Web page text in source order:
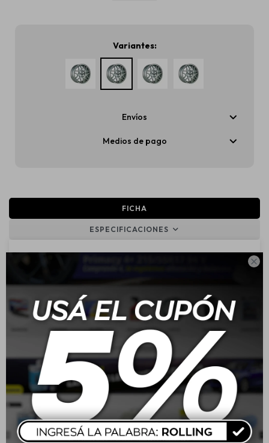

Variantes:
Envíos
Medios de pago
FICHA
ESPECIFICACIONES
Descripción y utilidad:
Pack de 4 llantas. Fabricadas en aleación de aluminio,
combinan resistencia, diseño y ligereza, mejorando la
Características:
Construcción en aleación de aluminio para mayor
durabilidad
Diseño moderno y deportivo
Se entregan con válvulas cromadas nuevas
Balanceadas para garantizar una conducción óptima
Instalación con centradores si es necesario